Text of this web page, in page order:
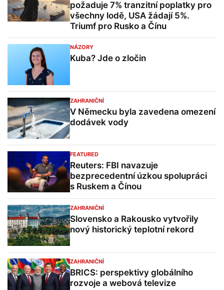
požaduje 7% tranzitní poplatky pro
všechny lodě, USA žádají 5%.
Triumf pro Rusko a Čínu
NÁZORY
Kuba? Jde o zločin
ZAHRANIČNÍ
V Německu byla zavedena omezení
dodávek vody
FEATURED
Reuters: FBI navazuje
bezprecedentní úzkou spolupráci
s Ruskem a Čínou
ZAHRANIČNÍ
Slovensko a Rakousko vytvořily
nový historický teplotní rekord
ZAHRANIČNÍ
BRICS: perspektivy globálního
rozvoje a webová televize